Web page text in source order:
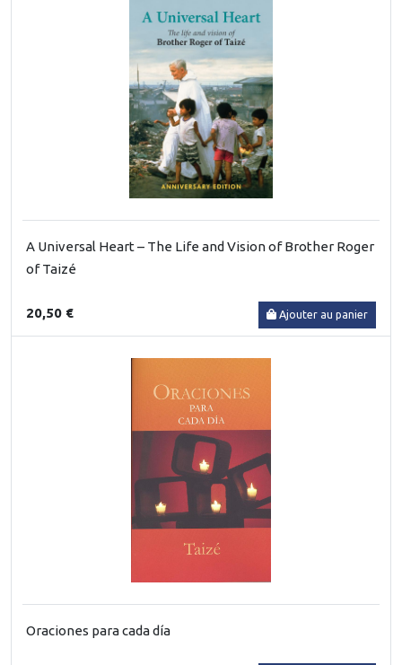
A Universal Heart – The Life and Vision of Brother Roger
of Taizé
20,50 € Ajouter au panier
Oraciones para cada día